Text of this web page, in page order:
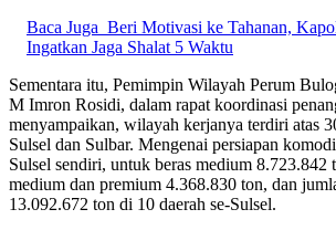
Baca Juga Beri Motivasi ke Tahanan,
Ingatkan Jaga Shalat 5 Waktu
Sementara itu, Pemimpin Wilayah Perum
M Imron Rosidi, dalam rapat koordinasi
menyampaikan, wilayah kerjanya terdiri atas
Sulsel dan Sulbar. Mengenai persiapan
Sulsel sendiri, untuk beras medium 8.723.842
medium dan premium 4.368.830 ton, dan
13.092.672 ton di 10 daerah se-Sulsel.